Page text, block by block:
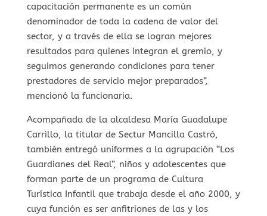
capacitación permanente es un común
denominador de toda la cadena de valor del
sector, y a través de ella se logran mejores
resultados para quienes integran el gremio, y
seguimos generando condiciones para tener
prestadores de servicio mejor preparados”,
mencionó la funcionaria.
Acompañada de la alcaldesa María Guadalupe
Carrillo, la titular de Sectur Mancilla Castró,
también entregó uniformes a la agrupación “Los
Guardianes del Real”, niños y adolescentes que
forman parte de un programa de Cultura
Turística Infantil que trabaja desde el año 2000, y
cuya función es ser anfitriones de las y los